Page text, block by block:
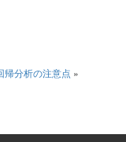
帰分析の注意点 »